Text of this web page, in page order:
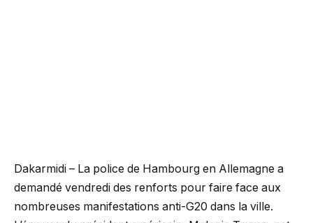
Dakarmidi – La police de Hambourg en Allemagne a
demandé vendredi des renforts pour faire face aux
nombreuses manifestations anti-G20 dans la ville.